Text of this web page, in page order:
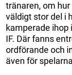
tränaren, om
väldigt stor del i
kamperade ihop
IF. Där fanns
ordförande och
även för